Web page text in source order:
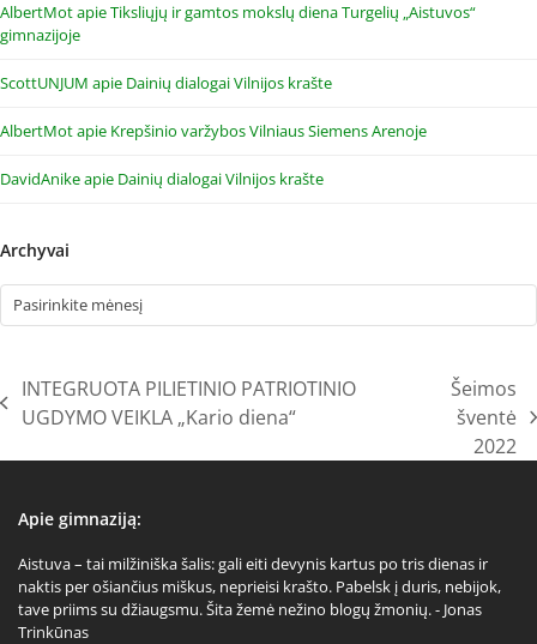
AlbertMotapieTiksliųjų ir gamtos mokslų diena Turgelių „Aistuvos“
gimnazijoje
ScottUNJUM apie Dainių dialogai Vilnijos krašte
AlbertMotapie Krepšinio varžybos Vilniaus Siemens Arenoje
DavidAnikeapie Dainių dialogai Vilnijos krašte
Archyvai
Archyvai
previous
INTEGRUOTA PILIETINIO PATRIOTINIO
UGDYMO VEIKLA „Kario diena“
post:
Šeimos
šventė
2022
Apie gimnaziją:
Aistuva – tai milžiniška šalis: gali eiti devynis kartus po tris dienas ir
naktis per ošiančius miškus, neprieisi krašto. Pabelsk į duris, nebijok,
tave priims su džiaugsmu. Šita žemė nežino blogų žmonių. - Jonas
Trinkūnas